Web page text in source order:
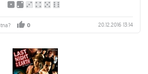
0 20.12.2016 13:14